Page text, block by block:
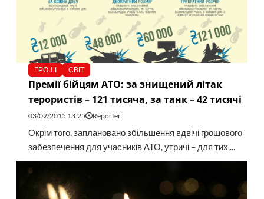
ГРОШІ СВІТ
Премії бійцям АТО: за знищений літак
терористів – 121 тисяча, за танк – 42 тисячі
03/02/2015 13:25 Reporter
Окрім того, заплановано збільшення вдвічі грошового
забезпечення для учасників АТО, утричі – для тих,...